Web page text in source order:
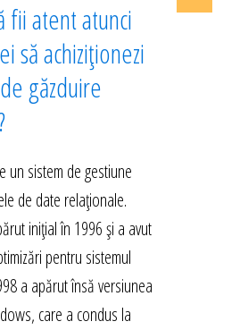
fii atent atunci
să achiziționezi
găzduire
un sistem de gestiune
de date relaționale.
inițial în 1996 și a avut
pentru sistemul
a apărut însă versiunea
care a condus la